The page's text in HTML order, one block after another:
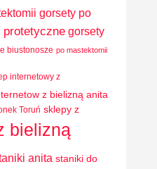
gorsety po
protetyczne gorsety
biustonosze po mastektomii
internetowy z
z bielizną anita
Toruń sklepy z
bielizną
anita staniki do